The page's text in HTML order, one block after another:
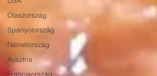
Olaszország
Spanyolország
Németország
Ausztria
Franciaország